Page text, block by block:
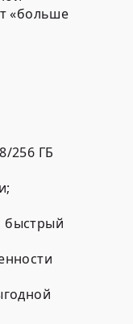
«больше
256 ГБ
быстрый